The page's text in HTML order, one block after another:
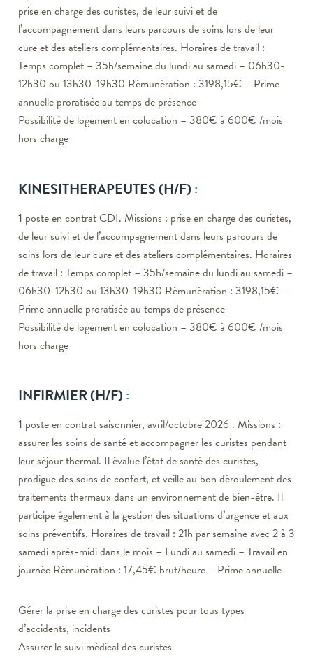
prise en charge des curistes, de leur suivi et de
l’accompagnement dans leurs parcours de soins lors de leur
cure et des ateliers complémentaires. Horaires de travail :
Temps complet – 35h/semaine du lundi au samedi – 06h30-
12h30 ou 13h30-19h30 Rémunération : 3198,15€ – Prime
annuelle proratisée au temps de présence
Possibilité de logement en colocation – 380€ à 600€ /mois
hors charge
KINESITHERAPEUTES(H/F) :
1 poste en contrat CDI. Missions : prise en charge des curistes,
de leur suivi et de l’accompagnement dans leurs parcours de
soins lors de leur cure et des ateliers complémentaires. Horaires
de travail : Temps complet – 35h/semaine du lundi au samedi –
06h30-12h30 ou 13h30-19h30 Rémunération : 3198,15€ –
Prime annuelle proratisée au temps de présence
Possibilité de logement en colocation – 380€ à 600€ /mois
hors charge
INFIRMIER(H/F) :
1 poste en contrat saisonnier, avril/octobre 2026 . Missions :
assurer les soins de santé et accompagner les curistes pendant
leur séjour thermal. Il évalue l’état de santé des curistes,
prodigue des soins de confort, et veille au bon déroulement des
traitements thermaux dans un environnement de bien-être. Il
participe également à la gestion des situations d’urgence et aux
soins préventifs. Horaires de travail : 21h par semaine avec 2 à 3
samedi après-midi dans le mois – Lundi au samedi – Travail en
journée Rémunération : 17,45€ brut/heure – Prime annuelle
Gérer la prise en charge des curistes pour tous types
d’accidents, incidents
Assurer le suivi médical des curistes